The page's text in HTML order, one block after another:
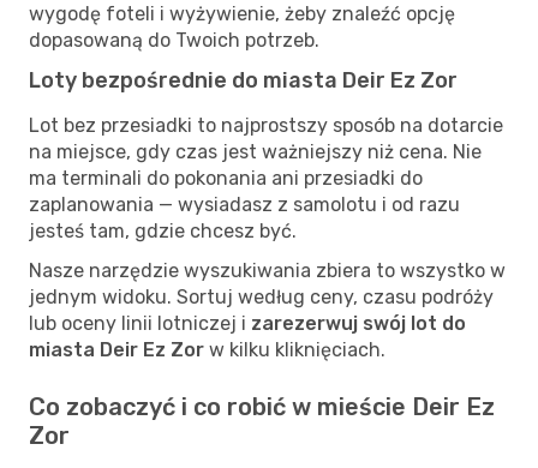
wygodę foteli i wyżywienie, żeby znaleźć opcję
dopasowaną do Twoich potrzeb.
Loty bezpośrednie do miasta Deir Ez Zor
Lot bez przesiadki to najprostszy sposób na dotarcie
na miejsce, gdy czas jest ważniejszy niż cena. Nie
ma terminali do pokonania ani przesiadki do
zaplanowania — wysiadasz z samolotu i od razu
jesteś tam, gdzie chcesz być.
Nasze narzędzie wyszukiwania zbiera to wszystko w
jednym widoku. Sortuj według ceny, czasu podróży
lub oceny linii lotniczej i zarezerwuj swój lot do
miasta Deir Ez Zor w kilku kliknięciach.
Co zobaczyć i co robić w mieście Deir Ez
Zor